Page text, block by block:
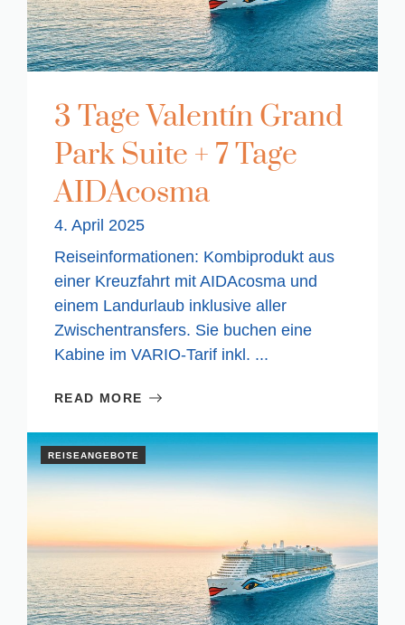
3 Tage Valentín Grand
Park Suite + 7 Tage
AIDAcosma
4. April 2025
Reiseinformationen: Kombiprodukt aus
einer Kreuzfahrt mit AIDAcosma und
einem Landurlaub inklusive aller
Zwischentransfers. Sie buchen eine
Kabine im VARIO-Tarif inkl. ...
READ MORE
REISEANGEBOTE